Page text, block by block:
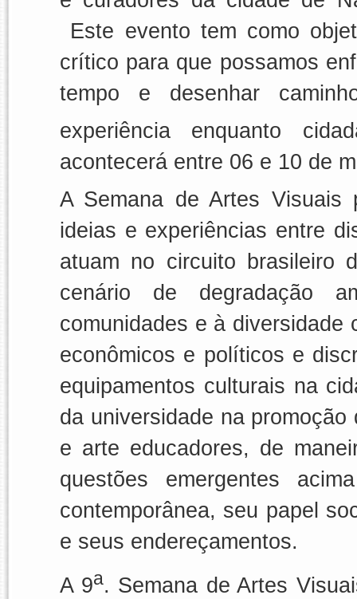
Este evento tem como
crítico para que possamos
tempo e desenhar
experiência enquanto
acontecerá entre 06 e 10 de
A Semana de Artes Visuais
ideias e experiências entre
atuam no circuito brasileiro
cenário de degradação
comunidades e à diversidade
econômicos e políticos e
equipamentos culturais na
da universidade na
e arte educadores, de
questões emergentes
contemporânea, seu papel
e seus endereçamentos.
A 9a. Semana de Artes